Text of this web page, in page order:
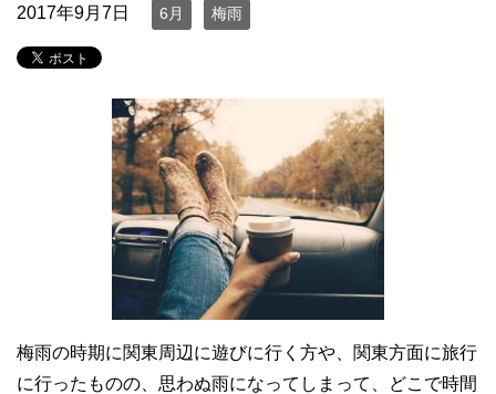
2017年9月7日 6月 梅雨
梅雨の時期に関東周辺に遊びに行く方や、関東方面に旅行
に行ったものの、思わぬ雨になってしまって、どこで時間